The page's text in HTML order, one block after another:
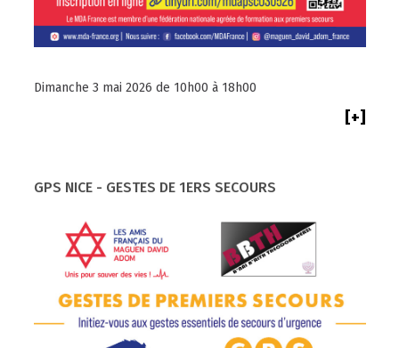
Dimanche 3 mai 2026 de 10h00 à 18h00
[+]
GPS NICE - GESTES DE 1ERS SECOURS